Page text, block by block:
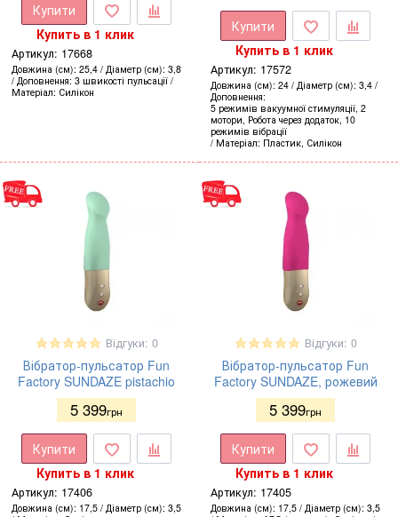
Купити
Купить в 1 клик
Артикул: 17668
Довжина (см) 25,4 Діаметр (см) 3,8
Доповнення 3 швикості пульсації
Матеріал Силікон
Купити
Купить в 1 клик
Артикул: 17572
Довжина (см) 24 Діаметр (см) 3,4
Доповнення
5 режимів вакуумної стимуляції, 2
мотори, Робота через додаток, 10
режимів вібрації
Матеріал Пластик, Силікон
Відгуки: 0
Вібратор-пульсатор Fun
Factory SUNDAZE pistachio
5 399грн
Купити
Купить в 1 клик
Артикул: 17406
Довжина (см) 17,5 Діаметр (см) 3,5
Відгуки: 0
Вібратор-пульсатор Fun
Factory SUNDAZE, рожевий
5 399грн
Купити
Купить в 1 клик
Артикул: 17405
Довжина (см) 17,5 Діаметр (см) 3,5